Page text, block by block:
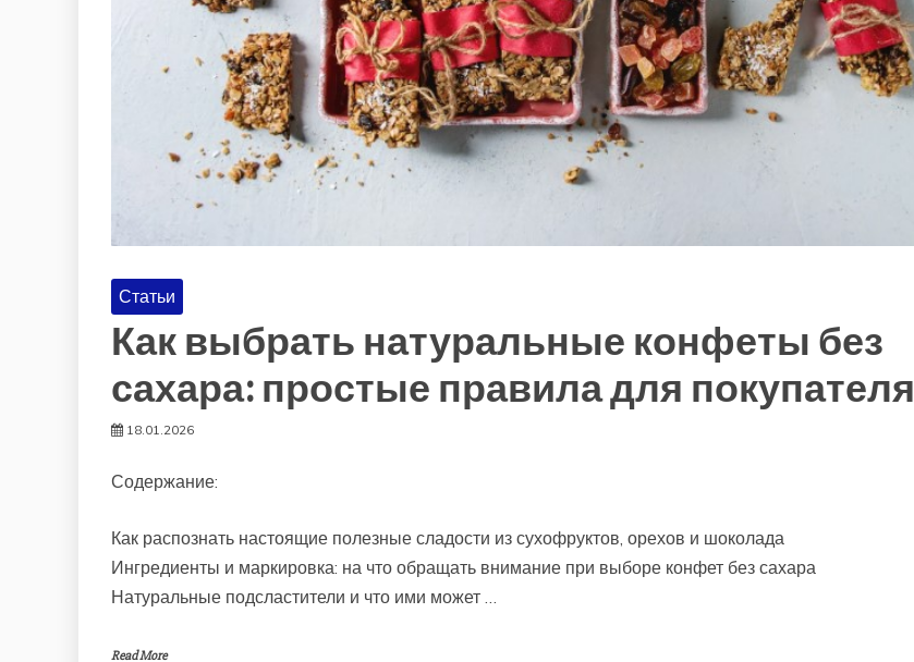
Статьи
Как выбрать натуральные конфеты без
сахара: простые правила для покупателя
18.01.2026
Содержание:
Как распознать настоящие полезные сладости из сухофруктов, орехов и шоколада
Ингредиенты и маркировка: на что обращать внимание при выборе конфет без сахара
Натуральные подсластители и что ими может …
Read More